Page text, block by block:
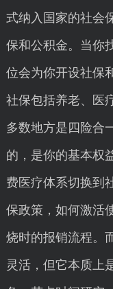
式纳入国家的社会
保和公积金。当你
位会为你开设社保
社保包括养老、医
多数地方是四险合
的，是你的基本权
费医疗体系切换到
保政策，如何激活
烧时的报销流程。
灵活，但它本质上